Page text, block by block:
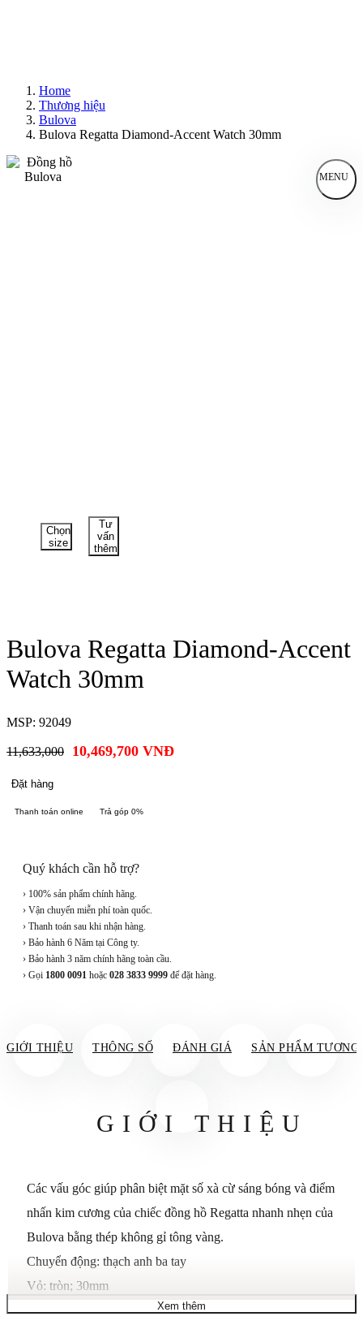
Home
Thương hiệu
Bulova
Bulova Regatta Diamond-Accent Watch 30mm
MENU
Chọn
size
Tư
vấn
thêm
Bulova Regatta Diamond-Accent
Watch 30mm
MSP: 92049
11,633,000 10,469,700 VNĐ
Đặt hàng
Thanh toán online Trả góp 0%
Quý khách cần hỗ trợ?
› 100% sản phẩm chính hãng.
› Vận chuyển miễn phí toàn quốc.
› Thanh toán sau khi nhận hàng.
› Bảo hành 6 Năm tại Công ty.
› Bảo hành 3 năm chính hãng toàn cầu.
› Gọi 1800 0091 hoặc 028 3833 9999 để đặt hàng.
GIỚI THIỆU THÔNG SỐ ĐÁNH GIÁ SẢN PHẨM TƯƠNG
GIỚI THIỆU
Các vấu góc giúp phân biệt mặt số xà cừ sáng bóng và điểm
nhấn kim cương của chiếc đồng hồ Regatta nhanh nhẹn của
Bulova bằng thép không gỉ tông vàng.
Chuyển động: thạch anh ba tay
Vỏ: tròn; 30mm
Dây đeo: vòng đeo tay bằng thép không gỉ tông vàng
Xem thêm